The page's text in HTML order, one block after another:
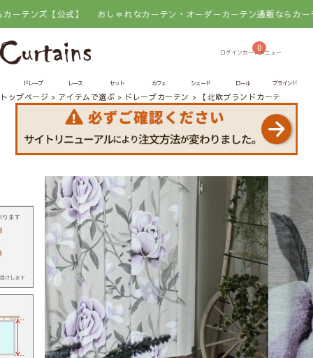
ズ【公式】 おしゃれなカーテン・オーダーカーテン通販ならカーテンズ【
0
ドレープ レース セット カフェ シェード ロール ブラインド
トップページ アイテムで選ぶ ドレープカーテン 【北欧ブランドカーテン】ロ